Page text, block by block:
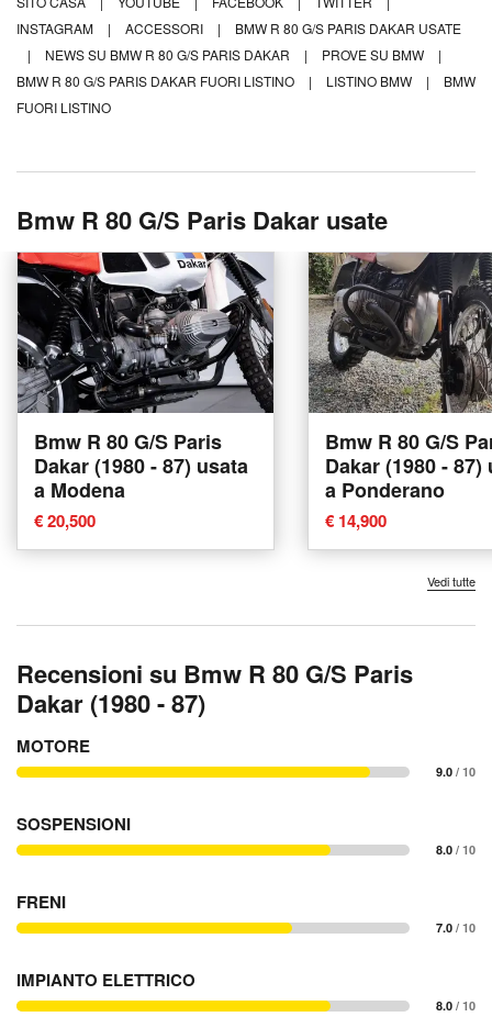
INSTAGRAM
| ACCESSORI |
BMW R 80 G/S PARIS DAKAR USATE
|
NEWS SU BMW R 80 G/S PARIS DAKAR | PROVE SU BMW
|
BMW R 80 G/S PARIS DAKAR FUORI LISTINO
| LISTINO BMW |
BMW
FUORI LISTINO
Bmw R 80 G/S Paris Dakar usate
Bmw R 80 G/S Paris
Dakar (1980 - 87) usata
a Modena
€ 20,500
Bmw R 80 G/S
Dakar (1980 - 87)
a Ponderano
€ 14,900
Vedi tutte
Recensioni su Bmw R 80 G/S Paris
Dakar (1980 - 87)
MOTORE
9.0 / 10
SOSPENSIONI
8.0 / 10
FRENI
7.0 / 10
IMPIANTO ELETTRICO
8.0 / 10